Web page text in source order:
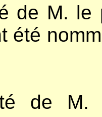
de M. le
été
de M.